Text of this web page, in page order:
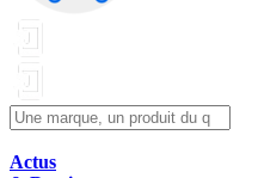
Actus